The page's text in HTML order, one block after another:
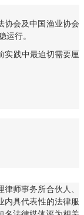
协会及中国渔业协会
行。
实践中最迫切需要厘
师事务所合伙人、
内具代表性的法律服